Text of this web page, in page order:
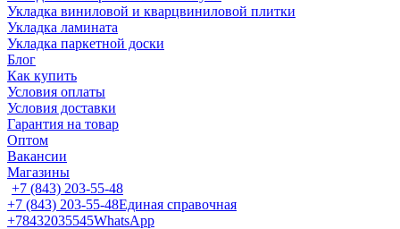
Укладка виниловой и кварцвиниловой плитки
Укладка ламината
Укладка паркетной доски
Блог
Как купить
Условия оплаты
Условия доставки
Гарантия на товар
Оптом
Вакансии
Магазины
+7 (843) 203-55-48
+7 (843) 203-55-48Единая справочная
+78432035545WhatsApp